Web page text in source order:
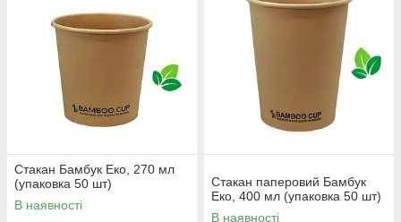
Стакан Бамбук Еко, 270 мл
(упаковка 50 шт)
В наявності
Стакан паперовий Бамбук
Еко, 400 мл (упаковка 50 шт)
В наявності